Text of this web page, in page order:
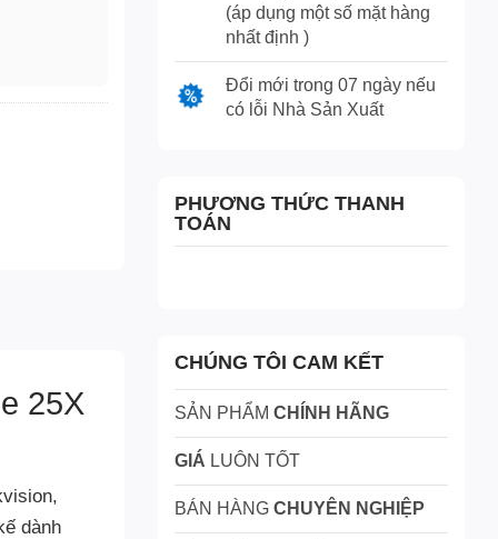
(áp dụng một số mặt hàng
nhất định )
Đổi mới trong 07 ngày nếu
có lỗi Nhà Sản Xuất
PHƯƠNG THỨC THANH
TOÁN
CHÚNG TÔI CAM KẾT
SẢN PHẨM CHÍNH HÃNG
GIÁ LUÔN TỐT
BÁN HÀNG CHUYÊN NGHIỆP
tiện
25X
dành